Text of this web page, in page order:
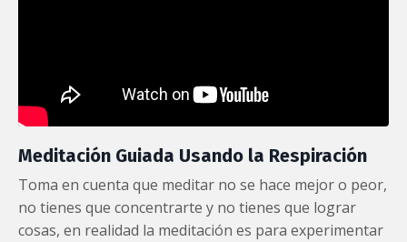
Meditación Guiada Usando la Respiración
Toma en cuenta que meditar no se hace mejor o peor,
no tienes que concentrarte y no tienes que lograr
cosas, en realidad la meditación es para experimentar